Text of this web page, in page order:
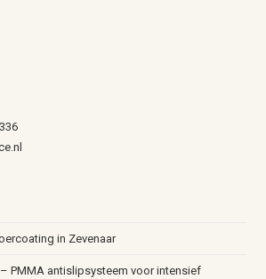
in Zevenaar
PMMA antislipsysteem voor intensief